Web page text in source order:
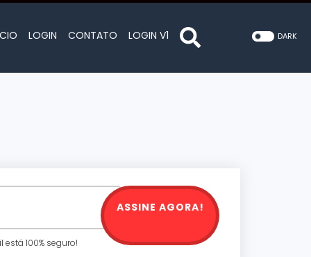
LOGIN CONTATO LOGIN V1 DARK
100% seguro!
ASSINE AGORA!